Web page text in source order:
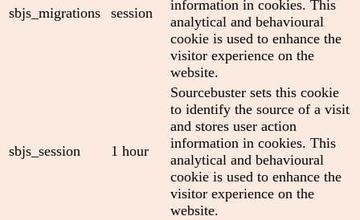
sbjs_migrations session
information in cookies. This
analytical and behavioural
cookie is used to enhance the
visitor experience on the
website.
sbjs_session 1 hour
Sourcebuster sets this cookie
to identify the source of a visit
and stores user action
information in cookies. This
analytical and behavioural
cookie is used to enhance the
visitor experience on the
website.